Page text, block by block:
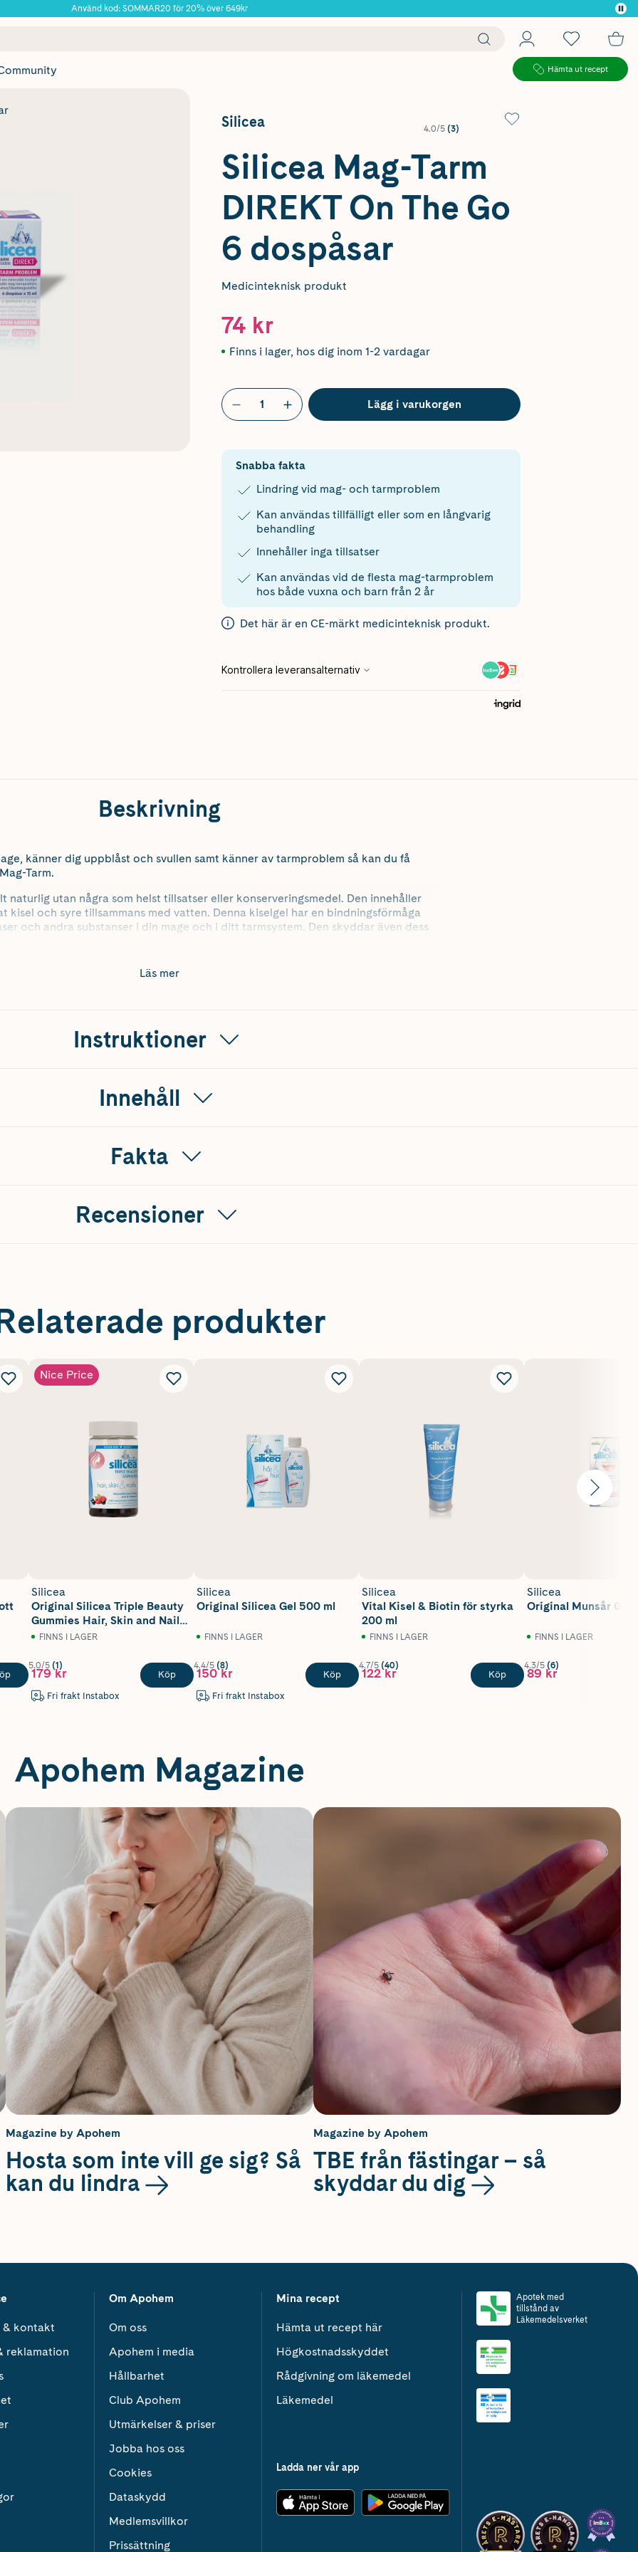
Använd kod: SOMMAR20 för 20% över 649kr
Hämta ut recept
Silicea 4.0/5 (3)
Silicea Mag-Tarm
DIREKT On The Go
6 dospåsar
Medicinteknisk produkt
74 kr
Finns i lager, hos dig inom 1-2 vardagar
Lägg i varukorgen
Snabba fakta
Lindring vid mag- och tarmproblem
Kan användas tillfälligt eller som en långvarig
behandling
Innehåller inga tillsatser
Kan användas vid de flesta mag-tarmproblem
hos både vuxna och barn från 2 år
Det här är en CE-märkt medicinteknisk produkt.
Beskrivning
känner dig uppblåst och svullen samt känner av tarmproblem så kan du få
Tarm.
naturlig utan några som helst tillsatser eller konserveringsmedel. Den innehåller
kisel och syre tillsammans med vatten. Denna kiselgel har en bindningsförmåga
och andra substanser i din mage och i ditt tarmsystem. Den skyddar även dess
Läs mer
Instruktioner
Innehåll
Fakta
Recensioner
produkter
Nice Price
Silicea
Original Silicea Triple Beauty
Gummies Hair, Skin and Nails
60 st
FINNS I LAGER
5.0/5 (1)
179 kr
Fri frakt Instabox
Köp
Silicea
Original Silicea Gel 500 ml
FINNS I LAGER
4.4/5 (8)
150 kr
Fri frakt Instabox
Köp
Silicea
Vital Kisel & Biotin för styrka
200 ml
FINNS I LAGER
4.7/5 (40)
122 kr Köp
Silicea
Original Munsår Gel
FINNS I LAGER
4.3/5 (6)
89 kr
Apohem Magazine
Magazine by Apohem
Hosta som inte vill ge sig? Så
kan du lindra
Magazine by Apohem
TBE från fästingar – så
skyddar du dig
& kontakt
reklamation
Om Apohem
Om oss
Apohem i media
Hållbarhet
Club Apohem
Utmärkelser & priser
Jobba hos oss
Cookies
Dataskydd
Medlemsvillkor
Prissättning
Mina recept
Hämta ut recept här
Högkostnadsskyddet
Rådgivning om läkemedel
Läkemedel
Ladda ner vår app
Apotek med
tillstånd av
Läkemedelsverket